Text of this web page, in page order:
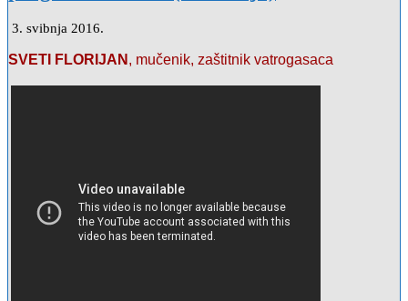
3. svibnja 2016.
SVETI FLORIJAN , mučenik, zaštitnik vatrogasaca